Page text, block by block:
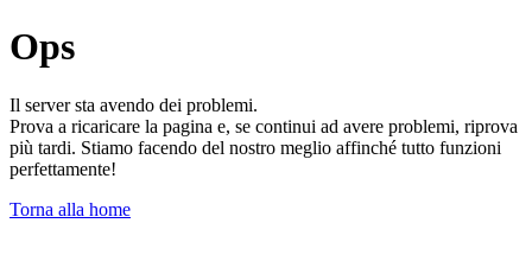
Ops
Il server sta avendo dei problemi.
Prova a ricaricare la pagina e, se continui ad avere problemi, riprova
più tardi. Stiamo facendo del nostro meglio affinché tutto funzioni
perfettamente!
Torna alla home